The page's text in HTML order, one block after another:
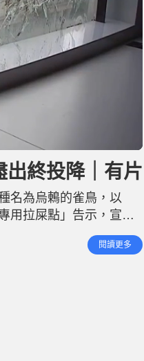
出終投降｜有片
名為烏鶇的雀鳥，以
用拉屎點」告示，宣布
，建議市民「眼不見為
的吳女士近日在網上發
閱讀更多